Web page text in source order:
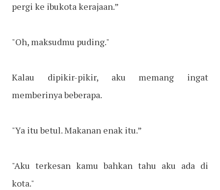
pergi ke ibukota kerajaan.”
"Oh, maksudmu puding."
Kalau dipikir-pikir, aku memang ingat
memberinya beberapa.
"Ya itu betul. Makanan enak itu.”
"Aku terkesan kamu bahkan tahu aku ada di
kota."